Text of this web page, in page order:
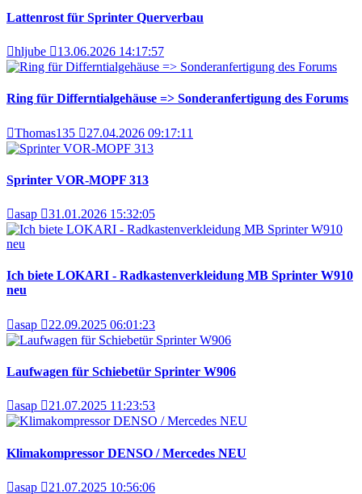
Lattenrost für Sprinter Querverbau
hljube 13.06.2026 14:17:57
Ring für Differntialgehäuse => Sonderanfertigung des Forums
Thomas135 27.04.2026 09:17:11
Sprinter VOR-MOPF 313
asap 31.01.2026 15:32:05
Ich biete LOKARI - Radkastenverkleidung MB Sprinter W910
neu
asap 22.09.2025 06:01:23
Laufwagen für Schiebetür Sprinter W906
asap 21.07.2025 11:23:53
Klimakompressor DENSO / Mercedes NEU
asap 21.07.2025 10:56:06